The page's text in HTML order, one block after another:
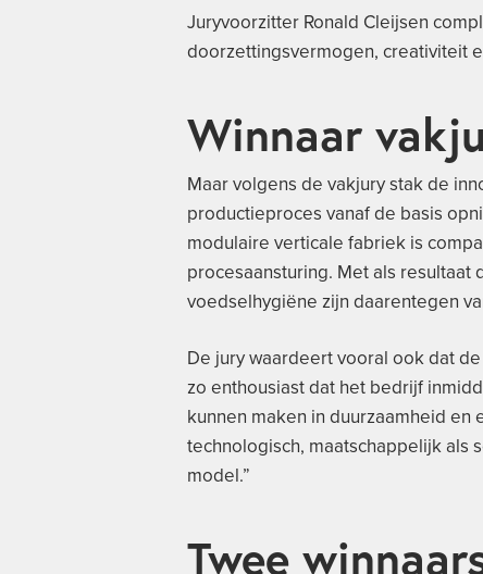
Juryvoorzitter Ronald Cleijsen
doorzettingsvermogen, creativiteit
Winnaar
Maar volgens de vakjury stak de
productieproces vanaf de basis
modulaire verticale fabriek is
procesaansturing. Met als
voedselhygiëne zijn daarentegen
De jury waardeert vooral ook dat
zo enthousiast dat het bedrijf
kunnen maken in duurzaamheid
technologisch, maatschappelijk als
model.”
Twee